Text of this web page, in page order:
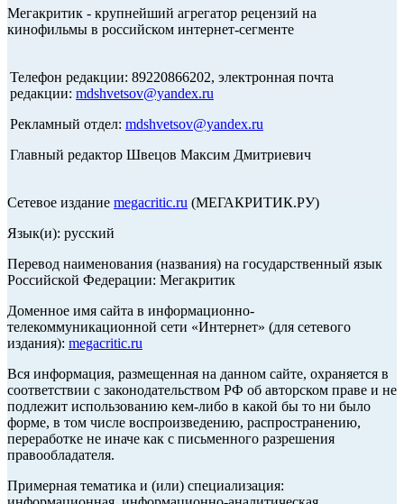
Мегакритик - крупнейший агрегатор рецензий на
кинофильмы в российском интернет-сегменте
Телефон редакции: 89220866202, электронная почта
редакции: mdshvetsov@yandex.ru
Рекламный отдел: mdshvetsov@yandex.ru
Главный редактор Швецов Максим Дмитриевич
Сетевое издание megacritic.ru (МЕГАКРИТИК.РУ)
Язык(и): русский
Перевод наименования (названия) на государственный язык
Российской Федерации: Мегакритик
Доменное имя сайта в информационно-
телекоммуникационной сети «Интернет» (для сетевого
издания): megacritic.ru
Вся информация, размещенная на данном сайте, охраняется в
соответствии с законодательством РФ об авторском праве и не
подлежит использованию кем-либо в какой бы то ни было
форме, в том числе воспроизведению, распространению,
переработке не иначе как с письменного разрешения
правообладателя.
Примерная тематика и (или) специализация: